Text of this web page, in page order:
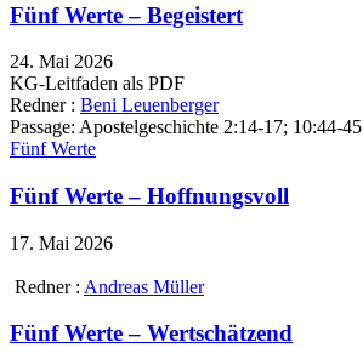
Fünf Werte – Begeistert
24. Mai 2026
KG-Leitfaden als PDF
Redner : Beni Leuenberger
Passage: Apostelgeschichte 2:14-17; 10:44-45
Fünf Werte
Fünf Werte – Hoffnungsvoll
17. Mai 2026
Redner : Andreas Müller
Fünf Werte – Wertschätzend